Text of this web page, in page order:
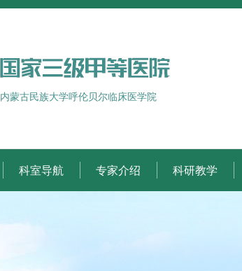
内蒙古民族大学呼伦贝尔临床医学院
科室导航 专家介绍 科研教学